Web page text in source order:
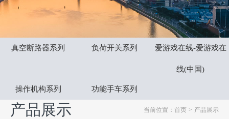
真空断路器系列 负荷开关系列 爱游戏在线-爱游戏在
线(中国)
操作机构系列 功能手车系列
产品展示 当前位置：首页 > 产品展示